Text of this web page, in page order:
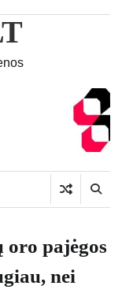
pajėgos
nei